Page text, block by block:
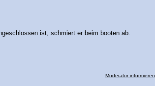
ist, schmiert er beim booten ab.
Moderator informieren